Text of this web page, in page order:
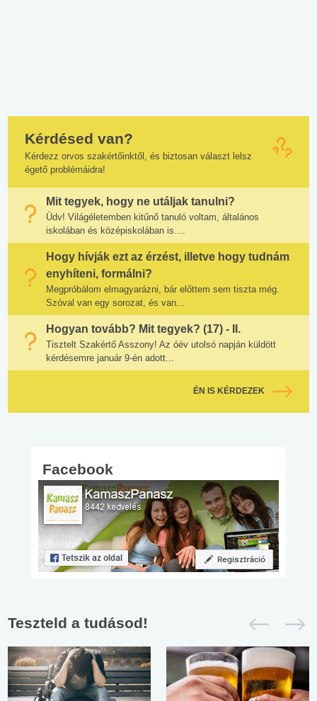
Kérdésed van?
Kérdezz orvos szakértőinktől, és biztosan választ lelsz
égető problémáidra!
Mit tegyek, hogy ne utáljak tanulni?
Üdv! Világéletemben kitűnő tanuló voltam, általános
iskolában és középiskolában is....
Hogy hívják ezt az érzést, illetve hogy tudnám
enyhíteni, formálni?
Megpróbálom elmagyarázni, bár előttem sem tiszta még.
Szóval van egy sorozat, és van...
Hogyan tovább? Mit tegyek? (17) - II.
Tisztelt Szakértő Asszony! Az óév utolsó napján küldött
kérdésemre január 9-én adott...
ÉN IS KÉRDEZEK
Facebook
Teszteld a tudásod!